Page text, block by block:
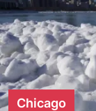
Chicago